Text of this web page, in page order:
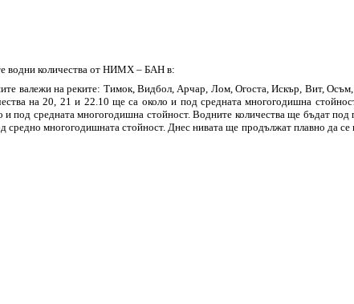
водни количества от НИМХ – БАН в:
валежи на реките: Тимок, Видбол, Арчар, Лом, Огоста, Искър, Вит,
на 20, 21 и 22.10 ще са около и под средната многогодишна
средната многогодишна стойност. Водните количества ще бъдат
многогодишната стойност. Днес нивата ще продължат плавно да